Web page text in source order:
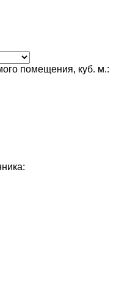
помещения, куб. м.: